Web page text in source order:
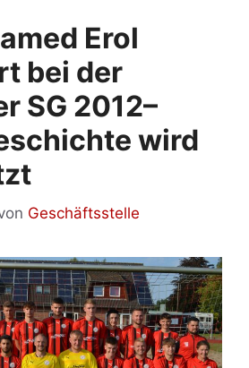
Erol
bei der
SG 2012–
wird
Geschäftsstelle